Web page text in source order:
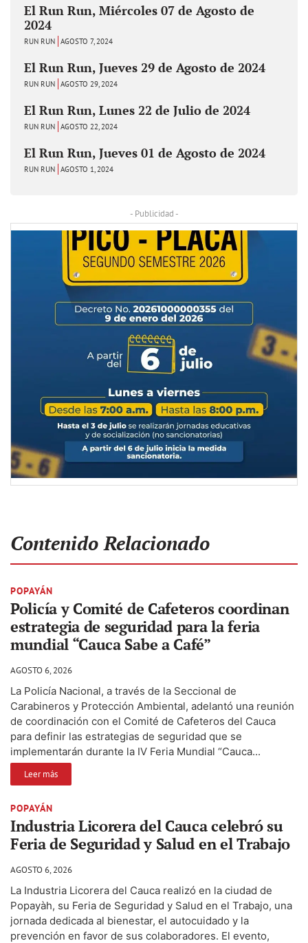
El Run Run, Miércoles 07 de Agosto de
2024
RUN RUN AGOSTO 7, 2024
El Run Run, Jueves 29 de Agosto de 2024
RUN RUN AGOSTO 29, 2024
El Run Run, Lunes 22 de Julio de 2024
RUN RUN AGOSTO 22, 2024
El Run Run, Jueves 01 de Agosto de 2024
RUN RUN AGOSTO 1, 2024
- Publicidad -
Contenido Relacionado
POPAYÁN
Policía y Comité de Cafeteros coordinan
estrategia de seguridad para la feria
mundial “Cauca Sabe a Café”
AGOSTO 6, 2026
La Policía Nacional, a través de la Seccional de
Carabineros y Protección Ambiental, adelantó una reunión
de coordinación con el Comité de Cafeteros del Cauca
para definir las estrategias de seguridad que se
implementarán durante la IV Feria Mundial “Cauca...
Leer más
POPAYÁN
Industria Licorera del Cauca celebró su
Feria de Seguridad y Salud en el Trabajo
AGOSTO 6, 2026
La Industria Licorera del Cauca realizó en la ciudad de
Popayàh, su Feria de Seguridad y Salud en el Trabajo, una
jornada dedicada al bienestar, el autocuidado y la
prevención en favor de sus colaboradores. El evento,